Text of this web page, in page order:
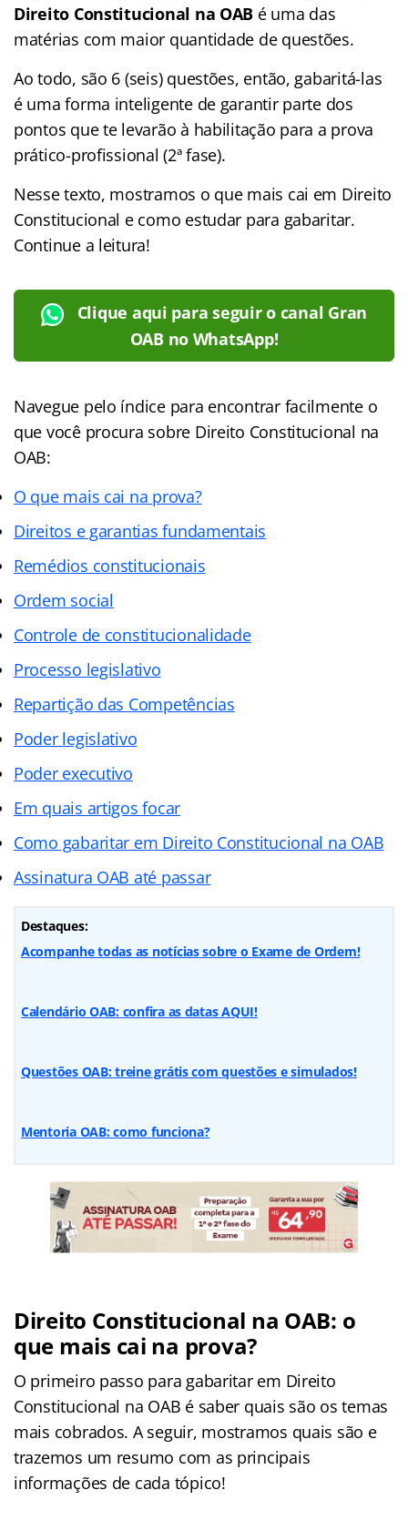
Direito Constitucional na OAB é uma das
matérias com maior quantidade de questões.
Ao todo, são 6 (seis) questões, então, gabaritá-las
é uma forma inteligente de garantir parte dos
pontos que te levarão à habilitação para a prova
prático-profissional (2ª fase).
Nesse texto, mostramos o que mais cai em Direito
Constitucional e como estudar para gabaritar.
Continue a leitura!
Clique aqui para seguir o canal Gran
OAB no WhatsApp!
Navegue pelo índice para encontrar facilmente o
que você procura sobre Direito Constitucional na
OAB:
O que mais cai na prova?
Direitos e garantias fundamentais
Remédios constitucionais
Ordem social
Controle de constitucionalidade
Processo legislativo
Repartição das Competências
Poder legislativo
Poder executivo
Em quais artigos focar
Como gabaritar em Direito Constitucional na OAB
Assinatura OAB até passar
Destaques:
Acompanhe todas as notícias sobre o Exame de Ordem!
Calendário OAB: confira as datas AQUI!
Questões OAB: treine grátis com questões e simulados!
Mentoria OAB: como funciona?
Direito Constitucional na OAB: o
que mais cai na prova?
O primeiro passo para gabaritar em Direito
Constitucional na OAB é saber quais são os temas
mais cobrados. A seguir, mostramos quais são e
trazemos um resumo com as principais
informações de cada tópico!